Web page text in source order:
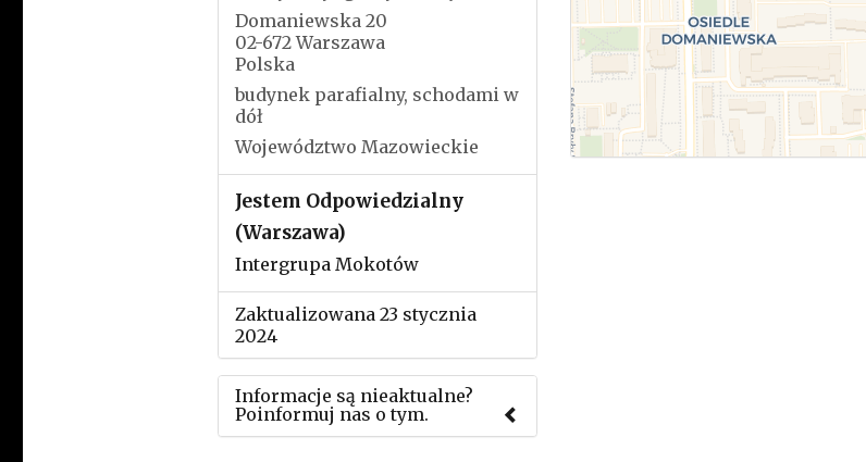
Domaniewska 20
02-672 Warszawa
Polska
budynek parafialny, schodami w
dół
Województwo Mazowieckie
Jestem Odpowiedzialny
(Warszawa)
Intergrupa Mokotów
Zaktualizowana 23 stycznia
2024
Informacje są nieaktualne?
Poinformuj nas o tym.